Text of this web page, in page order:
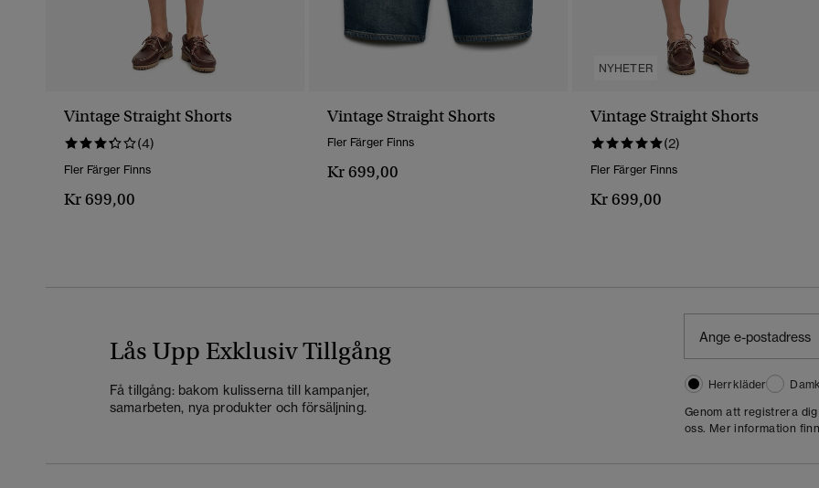
Vintage Straight Shorts
(4)
Fler Färger Finns
Kr 699,00
Vintage Straight Shorts
Fler Färger Finns
Kr 699,00
NYHETER
Vintage Straight Shorts
(2)
Fler Färger Finns
Kr 699,00
Lås Upp Exklusiv Tillgång
Få tillgång: bakom kulisserna till kampanjer,
samarbeten, nya produkter och försäljning.
Herrkläder
Genom att registrera
oss. Mer information